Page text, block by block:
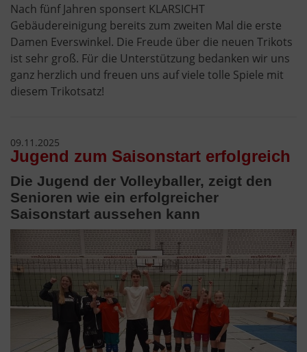
Nach fünf Jahren sponsert KLARSICHT
Gebäudereinigung bereits zum zweiten Mal die erste
Damen Everswinkel. Die Freude über die neuen Trikots
ist sehr groß. Für die Unterstützung bedanken wir uns
ganz herzlich und freuen uns auf viele tolle Spiele mit
diesem Trikotsatz!
09.11.2025
Jugend zum Saisonstart erfolgreich
Die Jugend der Volleyballer, zeigt den
Senioren wie ein erfolgreicher
Saisonstart aussehen kann